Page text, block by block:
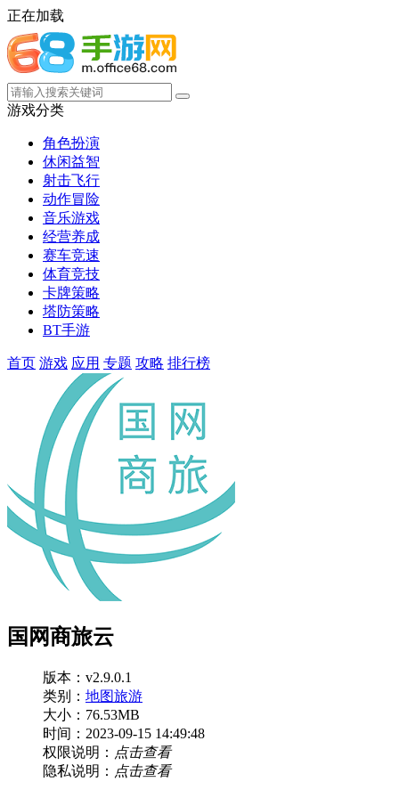
正在加载
游戏分类
角色扮演
休闲益智
射击飞行
动作冒险
音乐游戏
经营养成
赛车竞速
体育竞技
卡牌策略
塔防策略
BT手游
首页 游戏 应用 专题 攻略 排行榜
国网商旅云
版本：v2.9.0.1
类别： 地图旅游
大小：76.53MB
时间：2023-09-15 14:49:48
权限说明： 点击查看
隐私说明： 点击查看